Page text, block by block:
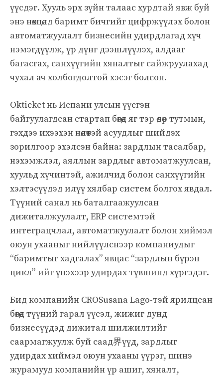
үүсдэг. Хууль эрх зүйн талаас хурдтай явж буй
энэ нөхцөлд баримт бичгийг цифржүүлэх болон
автоматжуулалт бизнесийн удирдлагад хүч
нэмэгдүүлж, үр дүнг дээшлүүлэх, алдааг
багасгах, санхүүгийн хяналтыг сайжруулахад
чухал ач холбогдолтой хэсэг болсон.
Okticket нь Испани улсын үүсгэн
байгуулагдсан стартап бөгөөд яг тэр өдөр тутмын,
гэхдээ ихээхэн нөлөөтэй асуудлыг шийдэх
зорилгоор эхэлсэн байна: зардлын тасалбар,
нэхэмжлэл, аяллын зардлыг автоматжуулсан,
хуульд хүчинтэй, ажилчид болон санхүүгийн
хэлтэсүүдэд илүү хялбар систем болгох явдал.
Түүний санал нь баталгаажуулсан
дижиталжуулалт, ERP системтэй
интеграцчлал, автоматжуулалт болон хиймэл
оюун ухааныг нийлүүлснээр компаниудыг
“баримтыг хадгалах” явцас “зардлын бүрэн
цикл”-ийг үнэхээр удирдах түвшинд хүргэдэг.
Бид компанийн CROSusana Lago-тэй ярилцсан
бөгөөд түүний гарал үүсэл, жижиг дунд
бизнесүүдэд дижитал шилжилтийг
саармагжуулж буй саад界үүд, зардлыг
удирдах хиймэл оюун ухааны үүрэг, шинэ
журамууд компанийн үр ашиг, хяналт,